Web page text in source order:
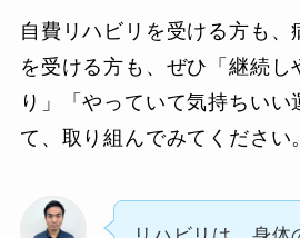
自費リハビリを受ける方も、
を受ける方も、ぜひ「継続し
り」「やっていて気持ちいい
て、取り組んでみてください